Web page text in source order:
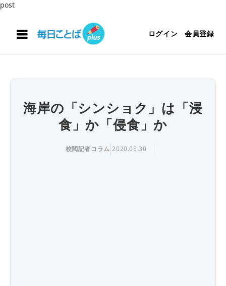
post
ログイン 会員登録
海岸の「シンショク」は「浸
食」か「侵食」か
校閲記者コラム 2020.05.30